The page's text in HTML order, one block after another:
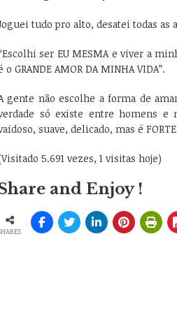
tudo pro alto, desatei todas
ser EU MESMA e viver a
o GRANDE AMOR DA MINHA VIDA”.
gente não escolhe a forma de
só existe entre homens
suave, delicado, mas é
5.691 vezes, 1 visitas hoje)
and Enjoy !